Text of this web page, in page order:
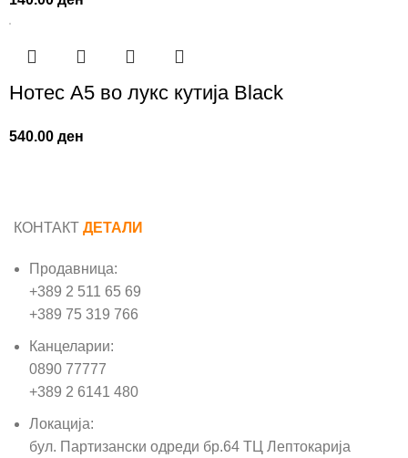
Нотес A5 во лукс кутија Black
540.00ден
КОНТАКТ ДЕТАЛИ
Продавница:
+389 2 511 65 69
+389 75 319 766
Канцеларии:
0890 77777
+389 2 6141 480
Локација:
бул. Партизански одреди бр.64 ТЦ Лептокарија